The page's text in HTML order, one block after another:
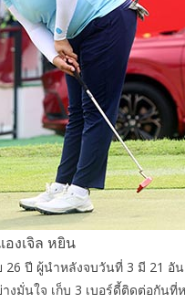
องเจิล หยิน
ปี ผู้นำหลังจบวันที่ 3 มี 21 อั
มั่นใจ เก็บ 3 เบอร์ดี้ติดต่อกันที่